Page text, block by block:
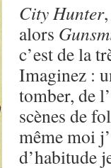
City Hunter
alors
c’est de la
Imaginez :
tomber, de
scènes de
même moi
d’habitude